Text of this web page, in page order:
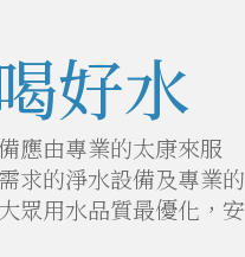
好水
應由專業的太康來服
求的淨水設備及專業的
眾用水品質最優化，安